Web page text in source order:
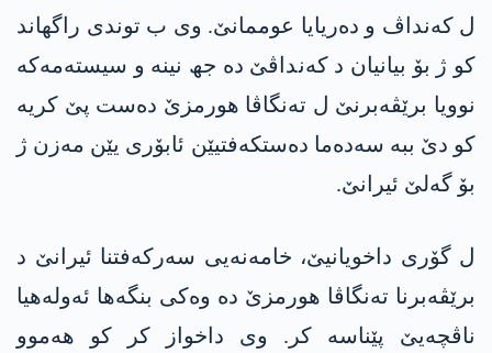
ل کەنداڤ و دەریایا عوممانێ. وی ب توندی راگھاند
کو ژ بۆ بیانیان د کەنداڤێ دە جھ نینە و سیستەمەکە
نوویا برێڤەبرنێ ل تەنگاڤا ھورمزێ دەست پێ کریە
کو دێ ببە سەدەما دەستکەفتیێن ئابۆری یێن مەزن ژ
بۆ گەلێ ئیرانێ.
ل گۆری داخویانیێ، خامەنەیی سەرکەفتنا ئیرانێ د
برێڤەبرنا تەنگاڤا ھورمزێ دە وەکی بنگەھا ئەولەھیا
ناڤچەیێ پێناسە کر. وی داخواز کر کو ھەموو